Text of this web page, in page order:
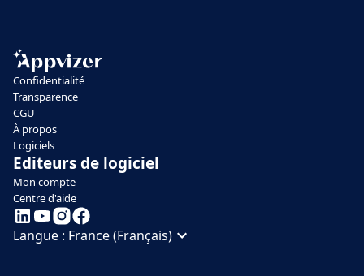
Confidentialité
Transparence
CGU
À propos
Logiciels
Editeurs de logiciel
Mon compte
Centre d'aide
Langue : France (Français)